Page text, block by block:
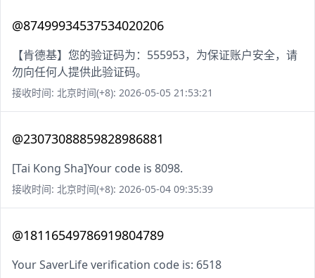
@87499934537534020206
【肯德基】您的验证码为：555953，为保证账户安全，请
勿向任何人提供此验证码。
接收时间: 北京时间(+8): 2026-05-05 21:53:21
@23073088859828986881
[Tai Kong Sha]Your code is 8098.
接收时间: 北京时间(+8): 2026-05-04 09:35:39
@18116549786919804789
Your SaverLife verification code is: 6518